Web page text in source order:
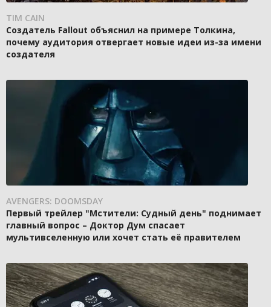
TIM CAIN
Создатель Fallout объяснил на примере Толкина,
почему аудитория отвергает новые идеи из-за имени
создателя
AVENGERS: DOOMSDAY
Первый трейлер "Мстители: Судный день" поднимает
главный вопрос – Доктор Дум спасает
мультивселенную или хочет стать её правителем